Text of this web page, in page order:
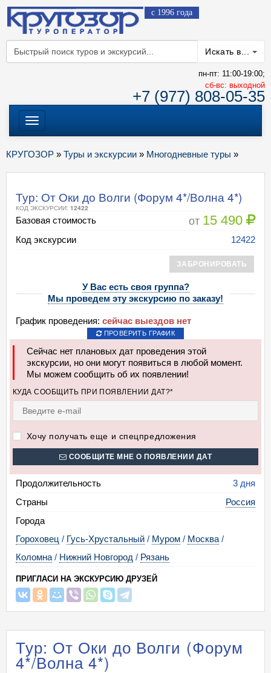
с 1996 года
Искать в...
пн-пт: 11:00-19:00;
cб-вс: выходной
+7 (977) 808-05-35
Меню
КРУГОЗОР » Туры и экскурсии » Многодневные туры »
Тур: От Оки до Волги (Форум 4*/Волна 4*)
КОД ЭКСКУРСИИ: 12422
Базовая стоимость от 15 490
Код экскурсии 12422
ЗАБРОНИРОВАТЬ
У Вас есть своя группа?
Мы проведем эту экскурсию по заказу!
График проведения: сейчас выездов нет
ПРОВЕРИТЬ ГРАФИК
Сейчас нет плановых дат проведения этой
экскурсии, но они могут появиться в любой момент.
Мы можем сообщить об их появлении!
КУДА СООБЩИТЬ ПРИ ПОЯВЛЕНИИ ДАТ?*
Хочу получать еще и спецпредложения
СООБЩИТЕ МНЕ О ПОЯВЛЕНИИ ДАТ
Продолжительность
3 дня
Страны
Россия
Города
Гороховец / Гусь-Хрустальный / Муром / Москва /
Коломна / Нижний Новгород / Рязань
ПРИГЛАСИ НА ЭКСКУРСИЮ ДРУЗЕЙ
Тур: От Оки до Волги (Форум
4*/Волна 4*)